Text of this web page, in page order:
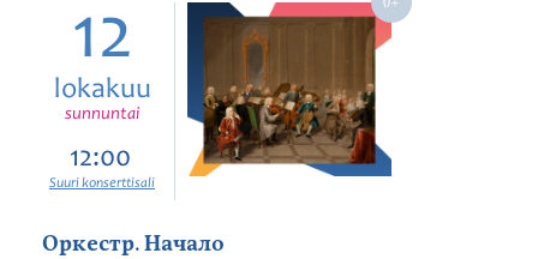
12
lokakuu
sunnuntai
12:00
Suuri konserttisali
Оркестр. Начало